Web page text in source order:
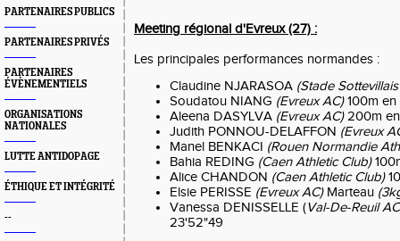
PARTENAIRES PUBLICS
PARTENAIRES PRIVÉS
PARTENAIRES
ÉVÈNEMENTIELS
ORGANISATIONS
NATIONALES
LUTTE ANTIDOPAGE
ÉTHIQUE ET INTÉGRITÉ
--
Meeting régional d'Evreux (27) :
Les principales performances normandes :
Claudine NJARASOA (Stade
Soudatou NIANG (Evreux AC)100m en
Aleena DASYLVA (Evreux AC)200m
Judith PONNOU-DELAFFON (Evreux
Manel BENKACI (Rouen Normandie
Bahia REDING (Caen Athletic Club)
Alice CHANDON (Caen Athletic Club)
Elsie PERISSE (Evreux AC)Marteau
Vanessa DENISSELLE (Val-De-Reuil
23'52"49